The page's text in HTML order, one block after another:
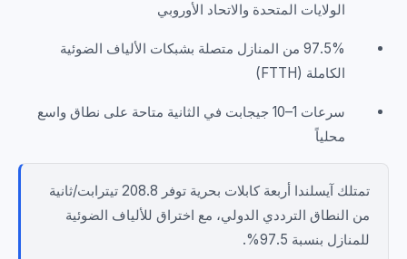
الولايات المتحدة والاتحاد الأوروبي
97.5% من المنازل متصلة بشبكات الألياف الضوئية
الكاملة (FTTH)
سرعات 1–10 جيجابت في الثانية متاحة على نطاق واسع
محلياً
تمتلك آيسلندا أربعة كابلات بحرية توفر 208.8 تيترابت/ثانية
من النطاق الترددي الدولي، مع اختراق للألياف الضوئية
للمنازل بنسبة 97.5%.